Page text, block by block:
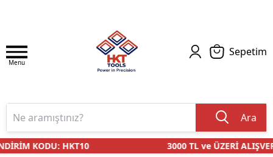
Menu
Sepetim
Ara
KODU: HKT10 3000 TL ve ÜZERİ